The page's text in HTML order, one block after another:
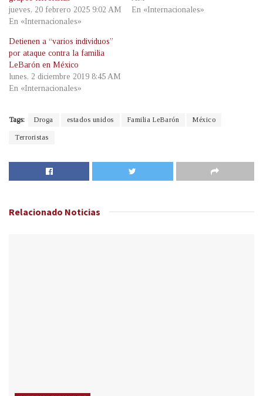
jueves, 20 febrero 2025 9:02 AM
En «Internacionales»
En «Internacionales»
Detienen a “varios individuos”
por ataque contra la familia
LeBarón en México
lunes, 2 diciembre 2019 8:45 AM
En «Internacionales»
Tags: Droga estados unidos Familia LeBarón México
Terroristas
Relacionado Noticias